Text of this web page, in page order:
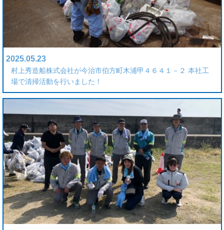
2025.05.23
村上秀造船株式会社が今治市伯方町木浦甲４６４１－２ 本社工
場で清掃活動を行いました！